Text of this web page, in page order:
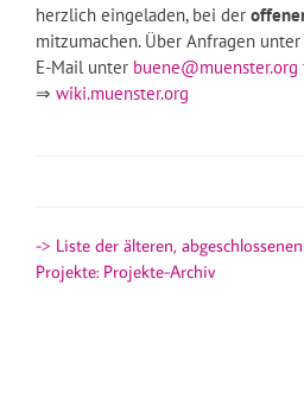
herzlich eingeladen, bei der
mitzumachen. Über Anfragen
E-Mail unter buene@muenster.org
⇒ wiki.muenster.org
-> Liste der älteren,
Projekte: Projekte-Archiv